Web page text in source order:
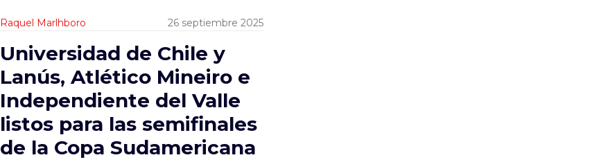
Raquel Marlhboro 26 septiembre 2025
Universidad de Chile y
Lanús, Atlético Mineiro e
Independiente del Valle
listos para las semifinales
de la Copa Sudamericana